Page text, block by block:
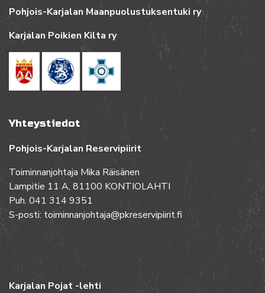
Pohjois-Karjalan Maanpuolustuksentuki ry
Karjalan Poikien Kilta ry
Yhteystiedot
Pohjois-Karjalan Reservipiirit
Toiminnanjohtaja Mika Räisänen
Lampitie 11 A, 81100 KONTIOLAHTI
Puh. 041 314 9351
S-posti: toiminnanjohtaja@pkreservipiirit.fi
Karjalan Pojat -lehti